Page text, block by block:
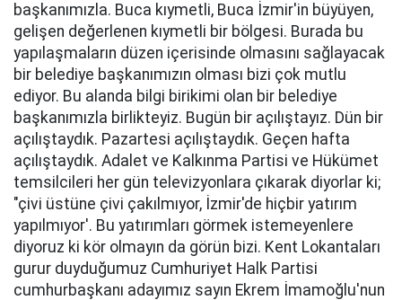
başkanımızla. Buca kıymetli, Buca İzmir'in büyüyen,
gelişen değerlenen kıymetli bir bölgesi. Burada bu
yapılaşmaların düzen içerisinde olmasını sağlayacak
bir belediye başkanımızın olması bizi çok mutlu
ediyor. Bu alanda bilgi birikimi olan bir belediye
başkanımızla birlikteyiz. Bugün bir açılıştayız. Dün bir
açılıştaydık. Pazartesi açılıştaydık. Geçen hafta
açılıştaydık. Adalet ve Kalkınma Partisi ve Hükümet
temsilcileri her gün televizyonlara çıkarak diyorlar ki;
"çivi üstüne çivi çakılmıyor, İzmir'de hiçbir yatırım
yapılmıyor'. Bu yatırımları görmek istemeyenlere
diyoruz ki kör olmayın da görün bizi. Kent Lokantaları
gurur duyduğumuz Cumhuriyet Halk Partisi
cumhurbaşkanı adayımız sayın Ekrem İmamoğlu'nun